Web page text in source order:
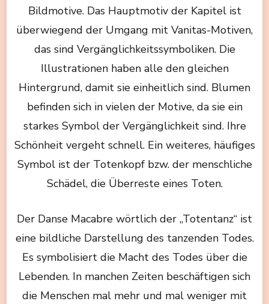
Bildmotive. Das Hauptmotiv der Kapitel ist
überwiegend der Umgang mit Vanitas-Motiven,
das sind Vergänglichkeitssymboliken. Die
Illustrationen haben alle den gleichen
Hintergrund, damit sie einheitlich sind. Blumen
befinden sich in vielen der Motive, da sie ein
starkes Symbol der Vergänglichkeit sind. Ihre
Schönheit vergeht schnell. Ein weiteres, häufiges
Symbol ist der Totenkopf bzw. der menschliche
Schädel, die Überreste eines Toten.
Der Danse Macabre wörtlich der „Totentanz“ ist
eine bildliche Darstellung des tanzenden Todes.
Es symbolisiert die Macht des Todes über die
Lebenden. In manchen Zeiten beschäftigen sich
die Menschen mal mehr und mal weniger mit